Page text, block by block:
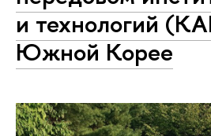
и технологий
Южной Корее